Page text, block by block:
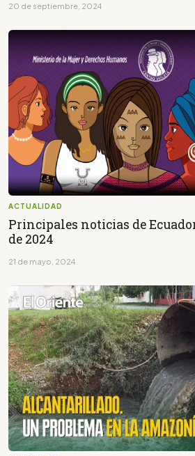
20 de septiembre, 2024
ACTUALIDAD
Principales noticias de
de 2024
21 de mayo, 2024